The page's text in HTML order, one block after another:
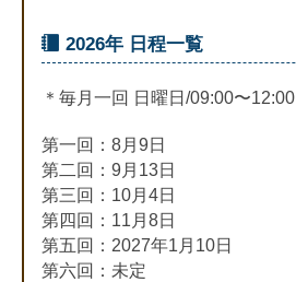
2026年 日程一覧
＊毎月一回 日曜日/09:00〜12:00
第一回：8月9日
第二回：9月13日
第三回：10月4日
第四回：11月8日
第五回：2027年1月10日
第六回：未定